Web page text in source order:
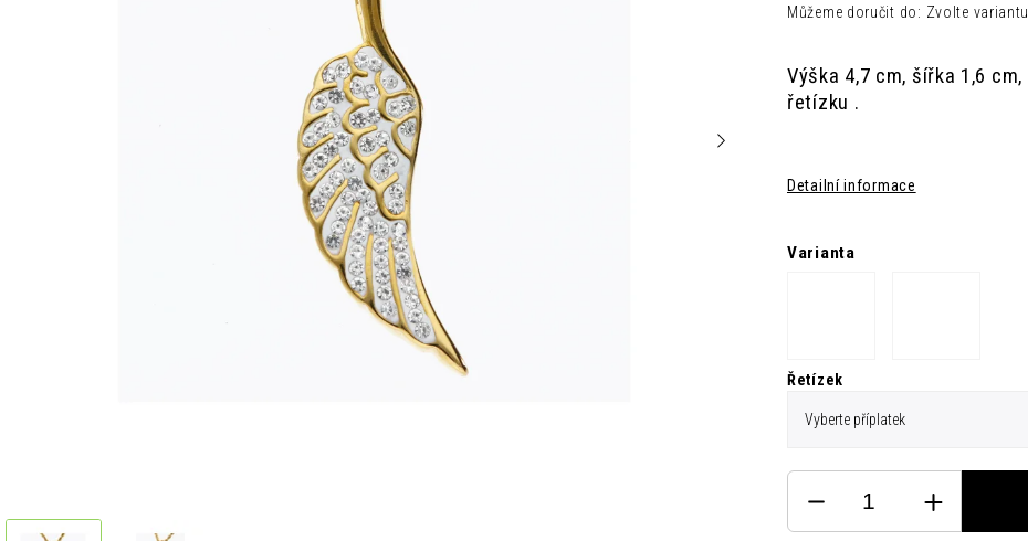
Výška 4,7 cm, šířka 1,6 cm,
řetízku .
Detailní informace
Varianta
Řetízek
Můžeme doručit do: Zvolte variantu